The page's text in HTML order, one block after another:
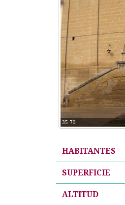
35-70
HABITANTES
SUPERFICIE
ALTITUD